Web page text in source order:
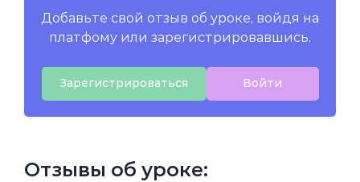
Добавьте свой отзыв об уроке, войдя на
платфому или зарегистрировавшись.
Зарегистрироваться Войти
Отзывы об уроке: